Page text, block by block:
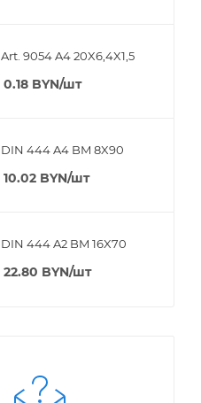
Art. 9054 A4 20X6,4X1,5
0.18 BYN/шт
DIN 444 A4 BM 8X90
10.02 BYN/шт
DIN 444 A2 BM 16X70
22.80 BYN/шт